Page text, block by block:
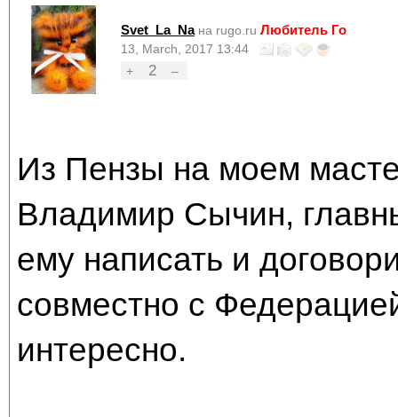
Svet_La_Na на rugo.ru Любитель Го
13, March, 2017 13:44
+
2 –
Из Пензы на моем
Владимир Сычин,
ему написать и
совместно с
интересно.